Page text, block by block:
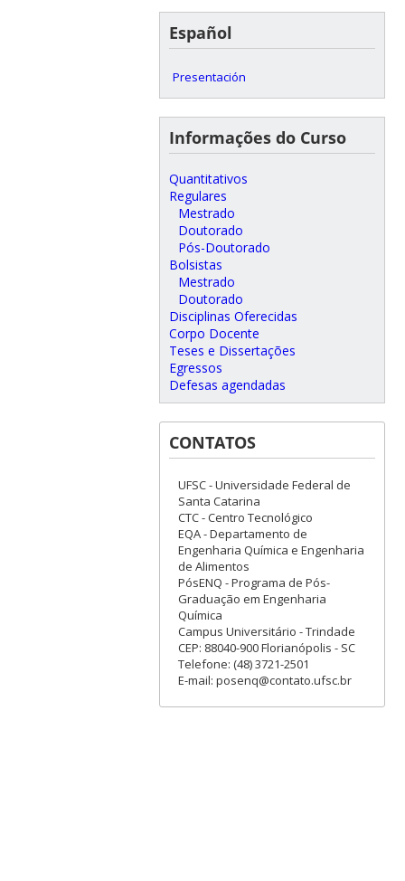
Español
Presentación
Informações do Curso
Quantitativos
Regulares
Mestrado
Doutorado
Pós-Doutorado
Bolsistas
Mestrado
Doutorado
Disciplinas Oferecidas
Corpo Docente
Teses e Dissertações
Egressos
Defesas agendadas
CONTATOS
UFSC - Universidade Federal de
Santa Catarina
CTC - Centro Tecnológico
EQA - Departamento de
Engenharia Química e Engenharia
de Alimentos
PósENQ - Programa de Pós-
Graduação em Engenharia
Química
Campus Universitário - Trindade
CEP: 88040-900 Florianópolis - SC
Telefone: (48) 3721-2501
E-mail: posenq@contato.ufsc.br